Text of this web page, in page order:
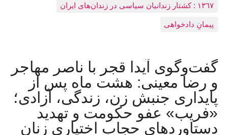
١٣٦٧ : کشتار زندانيان سياسی در زندان‌های ایران
پیمانِ دادخواهی
گفت‌وگوی آیدا قجر با ناصر مهاجر
و رضا معینی: هشت ماه پس از
پایداری جنبش زن، زندگی، آزادی؛
«فریب» عفو حکومت و تهدید
دستاوردهای حجاب اختیاری زنان